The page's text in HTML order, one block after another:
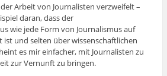
Arbeit von Journalisten verzweifelt –
daran, dass der
wie jede Form von Journalismus auf
ist und selten über wissenschaftlichen
es mir einfacher, mit Journalisten zu
zur Vernunft zu bringen.